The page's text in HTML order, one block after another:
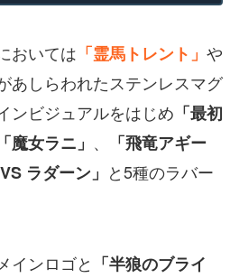
おいては 「霊馬トレント」 や
あしらわれたステンレスマグ
ンビジュアルをはじめ 「最初
「魔女ラニ」 、
「飛竜アギー
ラダーン」 と5種のラバー
インロゴと 「半狼のブライ